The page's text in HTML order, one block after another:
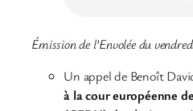
Émission de l’Envolée du
Un appel de Benoît
à la cour européenne